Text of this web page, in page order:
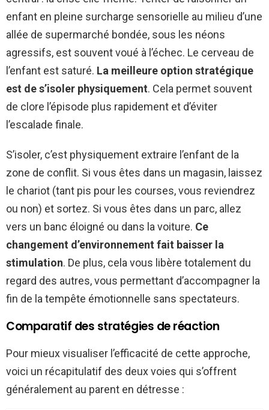
enfant en pleine surcharge sensorielle au milieu d’une
allée de supermarché bondée, sous les néons
agressifs, est souvent voué à l’échec. Le cerveau de
l’enfant est saturé. La meilleure option stratégique
est de s’isoler physiquement. Cela permet souvent
de clore l’épisode plus rapidement et d’éviter
l’escalade finale.
S’isoler, c’est physiquement extraire l’enfant de la
zone de conflit. Si vous êtes dans un magasin, laissez
le chariot (tant pis pour les courses, vous reviendrez
ou non) et sortez. Si vous êtes dans un parc, allez
vers un banc éloigné ou dans la voiture. Ce
changement d’environnement fait baisser la
stimulation. De plus, cela vous libère totalement du
regard des autres, vous permettant d’accompagner la
fin de la tempête émotionnelle sans spectateurs.
Comparatif des stratégies de réaction
Pour mieux visualiser l’efficacité de cette approche,
voici un récapitulatif des deux voies qui s’offrent
généralement au parent en détresse :